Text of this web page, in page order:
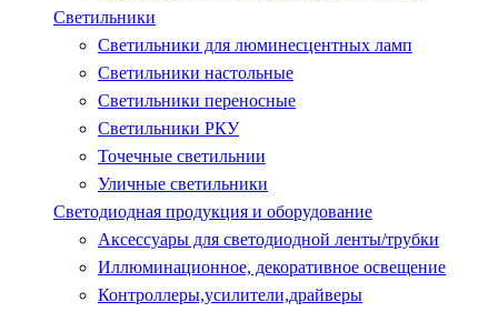
Светильники
Светильники для люминесцентных ламп
Светильники настольные
Светильники переносные
Светильники РКУ
Точечные светильнии
Уличные светильники
Светодиодная продукция и оборудование
Аксессуары для светодиодной ленты/трубки
Иллюминационное, декоративное освещение
Контроллеры,усилители,драйверы